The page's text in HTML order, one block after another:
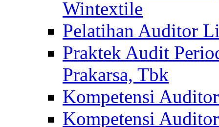
Wintextile
Pelatihan Auditor
Praktek Audit
Prakarsa, Tbk
Kompetensi
Kompetensi